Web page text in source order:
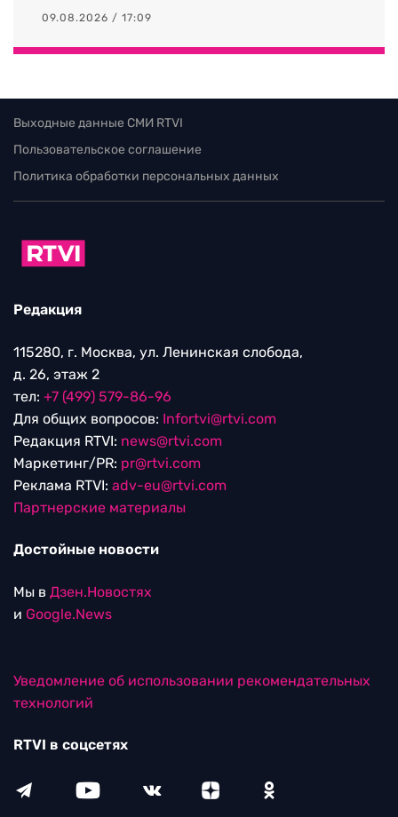
09.08.2026 / 17:09
Выходные данные СМИ RTVI
Пользовательское соглашение
Политика обработки персональных данных
Редакция
115280, г. Москва, ул. Ленинская слобода,
д. 26, этаж 2
тел: +7 (499) 579-86-96
Для общих вопросов: Infortvi@rtvi.com
Редакция RTVI: news@rtvi.com
Маркетинг/PR: pr@rtvi.com
Реклама RTVI: adv-eu@rtvi.com
Партнерские материалы
Достойные новости
Мы в Дзен.Новостях
и Google.News
Уведомление об использовании рекомендательных
технологий
RTVI в соцсетях